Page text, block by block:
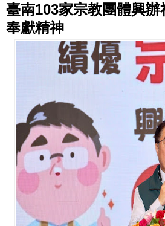
臺南103家宗教團體興
奉獻精神